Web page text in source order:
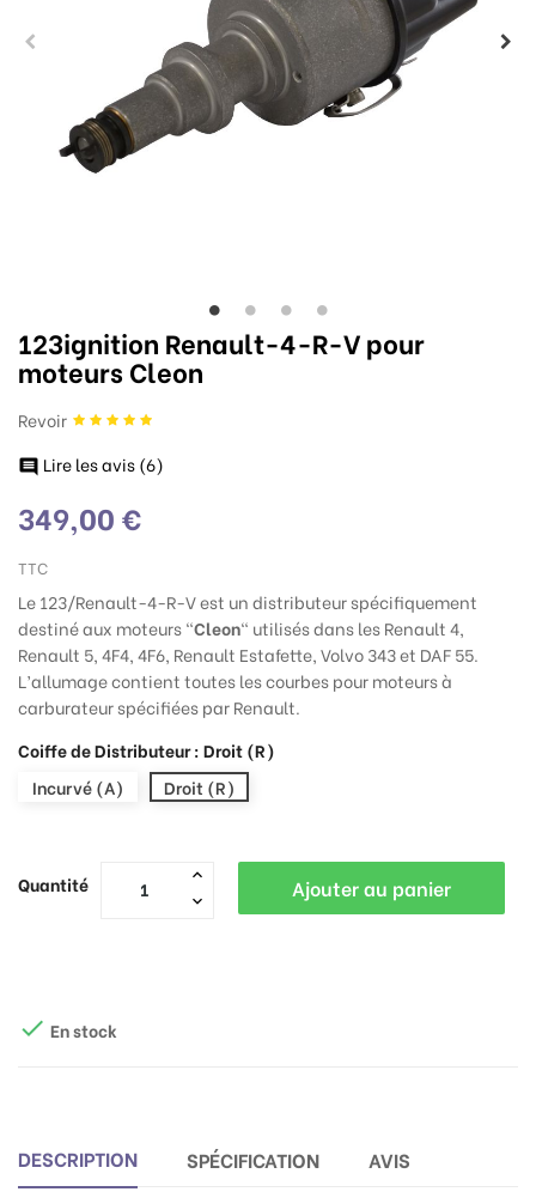
123ignition Renault-4-R-V pour
moteurs Cleon
Revoir
 Lire les avis (6)
349,00 €
TTC
Le 123/Renault-4-R-Vest un distributeur spécifiquement
destiné aux moteurs "Cleon" utilisés dans les Renault 4,
Renault 5, 4F4, 4F6, Renault Estafette, Volvo 343 et DAF 55.
L’allumage contient toutes les courbes pour moteurs à
carburateur spécifiées parRenault.
Coiffe de Distributeur : Droit (R)
Incurvé (A)
Droit (R)
Quantité Ajouter au panier
 En stock
DESCRIPTION SPÉCIFICATION AVIS